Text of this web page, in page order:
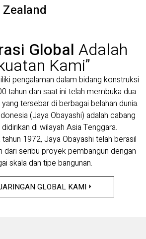
Global Adalah
Kami”
pengalaman dalam bidang konstruksi
tahun dan saat ini telah membuka dua
tersebar di berbagai belahan dunia.
(Jaya Obayashi) adalah cabang
di wilayah Asia Tenggara.
1972, Jaya Obayashi telah berasil
dari seribu proyek pembangun dengan
skala dan tipe bangunan.
GLOBAL KAMI